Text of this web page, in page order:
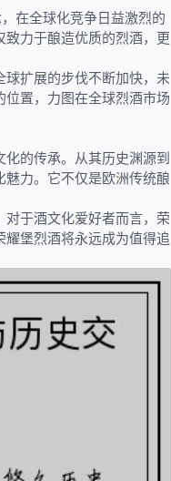
在全球化竞争日益激烈的
力于酿造优质的烈酒，更
扩展的步伐不断加快，未
置，力图在全球烈酒市场
的传承。从其历史渊源到
力。它不仅是欧洲传统酿
于酒文化爱好者而言，荣
堡烈酒将永远成为值得追